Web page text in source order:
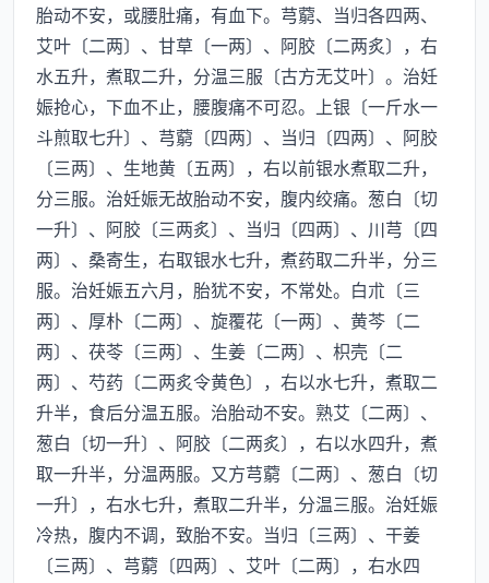
胎动不安，或腰肚痛，有血下。芎藭、当归各四两、
艾叶〔二两〕、甘草〔一两〕、阿胶〔二两炙〕，右
水五升，煮取二升，分温三服〔古方无艾叶〕。治妊
娠抢心，下血不止，腰腹痛不可忍。上银〔一斤水一
斗煎取七升〕、芎藭〔四两〕、当归〔四两〕、阿胶
〔三两〕、生地黄〔五两〕，右以前银水煮取二升，
分三服。治妊娠无故胎动不安，腹内绞痛。葱白〔切
一升〕、阿胶〔三两炙〕、当归〔四两〕、川芎〔四
两〕、桑寄生，右取银水七升，煮药取二升半，分三
服。治妊娠五六月，胎犹不安，不常处。白朮〔三
两〕、厚朴〔二两〕、旋覆花〔一两〕、黄芩〔二
两〕、茯苓〔三两〕、生姜〔二两〕、枳壳〔二
两〕、芍药〔二两炙令黄色〕，右以水七升，煮取二
升半，食后分温五服。治胎动不安。熟艾〔二两〕、
葱白〔切一升〕、阿胶〔二两炙〕，右以水四升，煮
取一升半，分温两服。又方芎藭〔二两〕、葱白〔切
一升〕，右水七升，煮取二升半，分温三服。治妊娠
冷热，腹内不调，致胎不安。当归〔三两〕、干姜
〔三两〕、芎藭〔四两〕、艾叶〔二两〕，右水四